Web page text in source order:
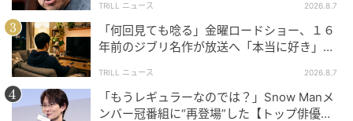
TRILL ニュース 2026.8.7
「何回見ても唸る」金曜ロードショー、１６
年前のジブリ名作が放送へ「本当に好き」フ
TRILL ニュース 2026.8.7
「もうレギュラーなのでは？」Snow Manメ
ンバー冠番組に“再登場”した【トップ俳優】